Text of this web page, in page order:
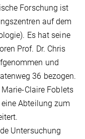
Forschung ist
auf dem
Es hat seine
Prof. Dr. Chris
und
36 bezogen.
Claire Foblets
Abteilung zum
Untersuchung